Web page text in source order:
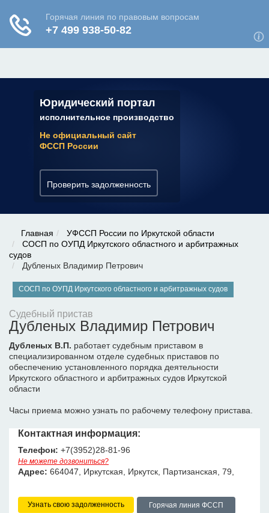
Юридический портал
исполнительное производство
Не официальный сайт
ФССП России
Проверить задолженность
✆ 7 (800) 350-22-64
Главная
УФССП России по Иркутской области
СОСП по ОУПД Иркутского областного и арбитражных
судов
Дубленых Владимир Петрович
СОСП по ОУПД Иркутского областного и арбитражных судов
Судебный пристав
Дубленых Владимир Петрович
Дубленых В.П. работает судебным приставом в
специализированном отделе судебных приставов по
обеспечению установленного порядка деятельности
Иркутского областного и арбитражных судов Иркутской
области
Часы приема можно узнать по рабочему телефону пристава.
Контактная информация:
Телефон: +7(3952)28-81-96
Не можете дозвониться?
Адрес: 664047, Иркутская, Иркутск, Партизанская, 79,
Узнать свою задолженность Горячая линия ФССП